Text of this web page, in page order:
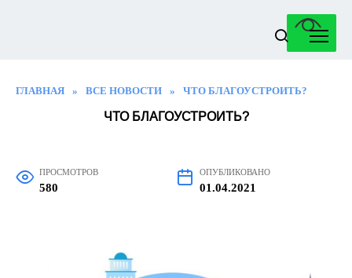
ГЛАВНАЯ » ВСЕ НОВОСТИ » ЧТО БЛАГОУСТРОИТЬ?
ЧТО БЛАГОУСТРОИТЬ?
ПРОСМОТРОВ
580
ОПУБЛИКОВАНО
01.04.2021